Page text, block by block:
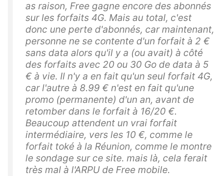
as raison, Free gagne encore des abonnés
sur les forfaits 4G. Mais au total, c'est
donc une perte d'abonnés, car maintenant,
personne ne se contente d'un forfait à 2 €
sans data alors qu'il y a (ou avait) à côté
des forfaits avec 20 ou 30 Go de data à 5
€ à vie. Il n'y a en fait qu'un seul forfait 4G,
car l'autre à 8.99 € n'est en fait qu'une
promo (permanente) d'un an, avant de
retomber dans le forfait à 16/20 €.
Beaucoup attendent un vrai forfait
intermédiaire, vers les 10 €, comme le
forfait toké à la Réunion, comme le montre
le sondage sur ce site. mais là, cela ferait
très mal à l'ARPU de Free mobile.